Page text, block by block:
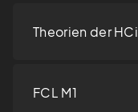
Theorien der HCi
FCL M1